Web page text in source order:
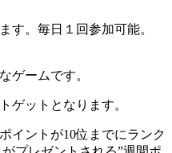
す。毎日１回参加可能。
ゲームです。
ゲットとなります。
イントが10位までにランク